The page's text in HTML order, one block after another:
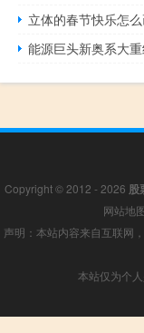
立体的春节快乐怎
能源巨头新奥系大
Copyright © 2012 - 2026 股
网站地
声明：本站内容来自互联网
本站仅为个